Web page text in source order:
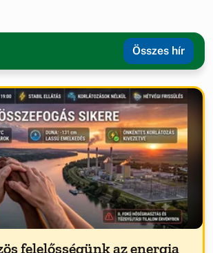
Összes hír
felelősségünk az energia